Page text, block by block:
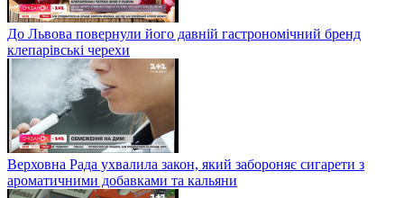
До Львова повернули його давній гастрономічний бренд
клепарівські черехи
Верховна Рада ухвалила закон, який забороняє сигарети з
ароматичними добавками та кальяни